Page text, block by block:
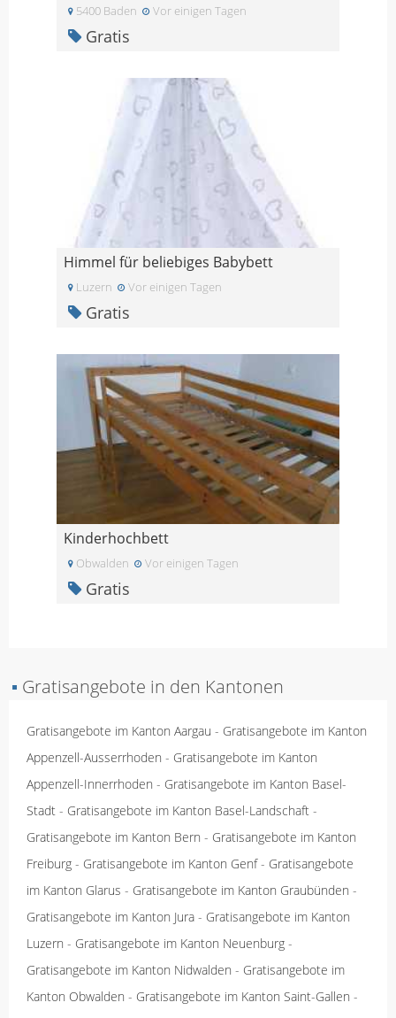
5400 Baden Vor einigen Tagen
Gratis
Himmel für beliebiges Babybett
Luzern Vor einigen Tagen
Gratis
Kinderhochbett
Obwalden Vor einigen Tagen
Gratis
▪ Gratisangebote in den Kantonen
Gratisangebote im Kanton Aargau - Gratisangebote im Kanton
Appenzell-Ausserrhoden - Gratisangebote im Kanton
Appenzell-Innerrhoden - Gratisangebote im Kanton Basel-
Stadt - Gratisangebote im Kanton Basel-Landschaft -
Gratisangebote im Kanton Bern - Gratisangebote im Kanton
Freiburg - Gratisangebote im Kanton Genf- Gratisangebote
im Kanton Glarus - Gratisangebote im Kanton Graubünden -
Gratisangebote im Kanton Jura - Gratisangebote im Kanton
Luzern - Gratisangebote im Kanton Neuenburg -
Gratisangebote im Kanton Nidwalden - Gratisangebote im
Kanton Obwalden - Gratisangebote im Kanton Saint-Gallen -